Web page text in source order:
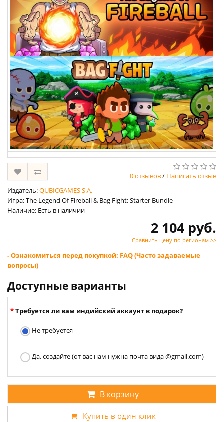
0 отзывов/ Написать отзыв
Издатель:QUBICGAMES S.A.
Игра: The Legend Of Fireball & Bag Fight: Starter Bundle
Наличие: Есть в наличии
2 104 руб.
Сравнить цену по регионам >>
- Ознакомиться перед покупкой: FAQ (Часто задаваемые
вопросы)
Доступные варианты
Требуется ли вам индийский аккаунт в подарок?
Не требуется
Да, создайте (от вас нам нужна почта вида @gmail.com)
В корзину
Купить в один клик